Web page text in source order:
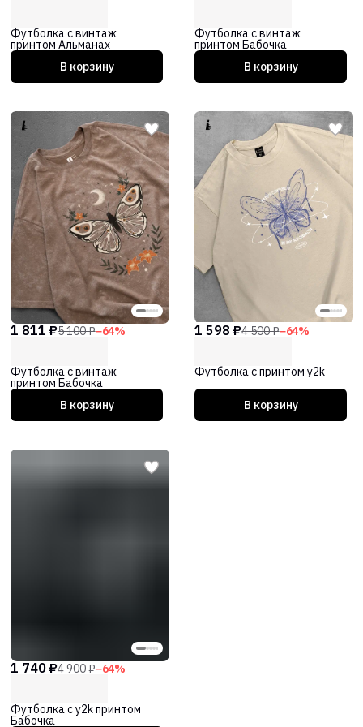
Футболка с винтаж
принтом Альманах
В корзину
Футболка с винтаж
принтом Бабочка
В корзину
1 811 ₽5 100 ₽−64%
Футболка с винтаж
принтом Бабочка
В корзину
1 598 ₽4 500 ₽−64%
Футболка с принтом y2k
В корзину
1 740 ₽4 900 ₽−64%
Футболка с y2k принтом
Бабочка